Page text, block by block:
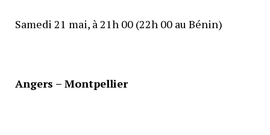
Samedi 21 mai, à 21h 00 (22h 00 au Bénin)
Angers – Montpellier